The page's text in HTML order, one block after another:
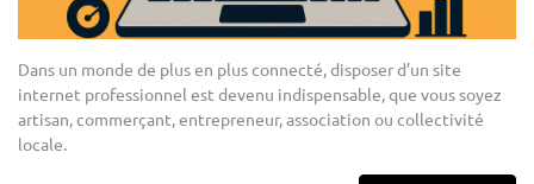
Dans un monde de plus en plus connecté, disposer d’un site
internet professionnel est devenu indispensable, que vous soyez
artisan, commerçant, entrepreneur, association ou collectivité
locale.